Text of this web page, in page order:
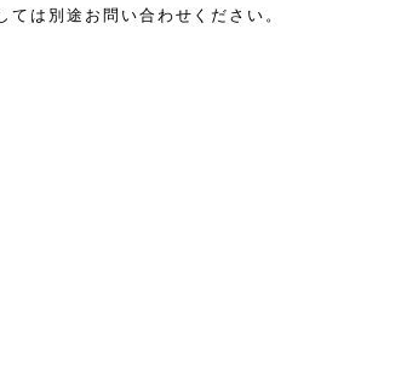
ては別途お問い合わせください。